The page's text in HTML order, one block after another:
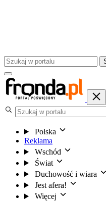
Polska
Reklama
Wschód
Świat
Duchowość i wiara
Jest afera!
Więcej